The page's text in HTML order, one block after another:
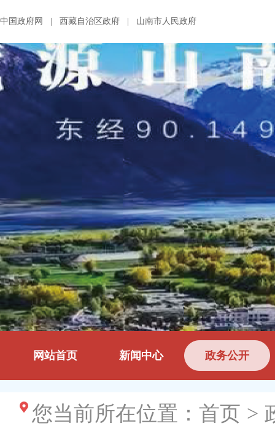
中国政府网 西藏自治区政府 山南市人民政府
网站首页 新闻中心 政务公开
您当前所在位置： 首页 >